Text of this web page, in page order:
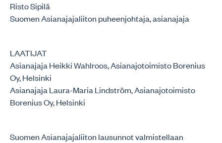
Risto Sipilä
Suomen Asianajajaliiton puheenjohtaja, asianajaja
LAATIJAT
Asianajaja Heikki Wahlroos, Asianajotoimisto Borenius
Oy, Helsinki
Asianajaja Laura-Maria Lindström, Asianajotoimisto
Borenius Oy, Helsinki
Suomen Asianajajaliiton lausunnot valmistellaan